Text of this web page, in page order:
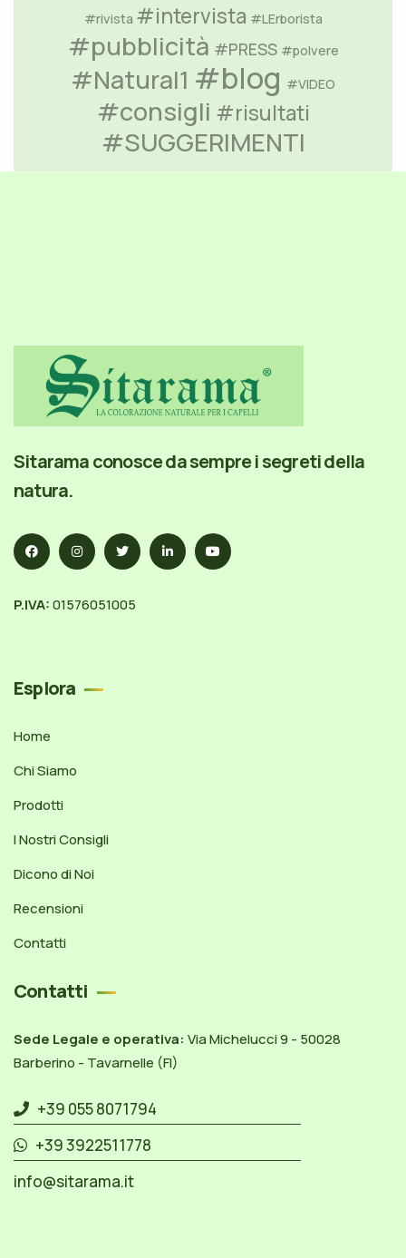
#rivista #intervista #LErborista
#pubblicità #PRESS #polvere
#Natural1 #blog #VIDEO
#consigli #risultati
#SUGGERIMENTI
Sitarama conosce da sempre i segreti della
natura.
P.IVA:01576051005
Esplora
Home
Chi Siamo
Prodotti
I Nostri Consigli
Dicono di Noi
Recensioni
Contatti
Contatti
Sede Legale e operativa: Via Michelucci 9 - 50028
Barberino - Tavarnelle (FI)
+39 055 8071794
+39 3922511778
info@sitarama.it